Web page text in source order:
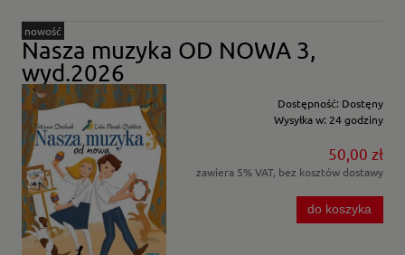
Nasza muzyka OD NOWA 3,
wyd.2026
Dostępność: Dostęny
Wysyłka w: 24 godziny
50,00 zł
zawiera 5% VAT, bez kosztów dostawy
do koszyka
nowość